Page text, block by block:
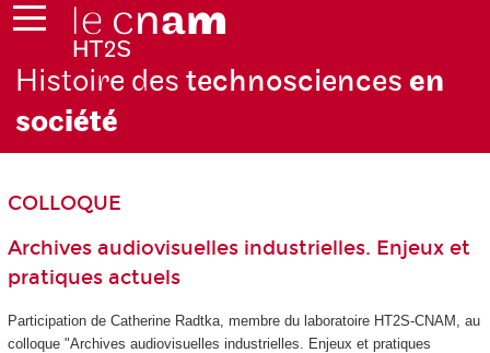
Histoire des technosciences en
société
COLLOQUE
Archives audiovisuelles industrielles. Enjeux et
pratiques actuels
Participation de Catherine Radtka, membre du laboratoire HT2S-CNAM, au
colloque "Archives audiovisuelles industrielles. Enjeux et pratiques